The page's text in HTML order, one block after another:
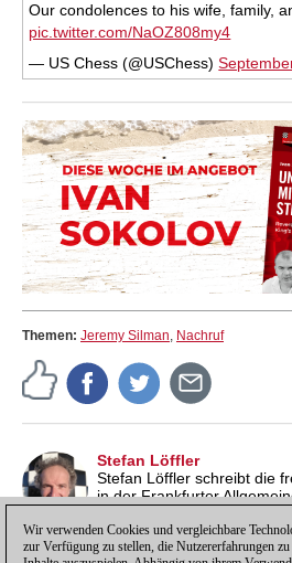
Our condolences to his wife, family,
pic.twitter.com/NaOZ808my4
— US Chess (@USChess)
Themen: Jeremy Silman Nachruf
Stefan Löffler
Stefan Löffler schreibt die
in der Frankfurter
Schachkalender. Für ChessBase
Meister aus seiner Wahlheimat
Wir verwenden Cookies und vergleichbare
zur Verfügung zu stellen, die Nutzererfahrungen